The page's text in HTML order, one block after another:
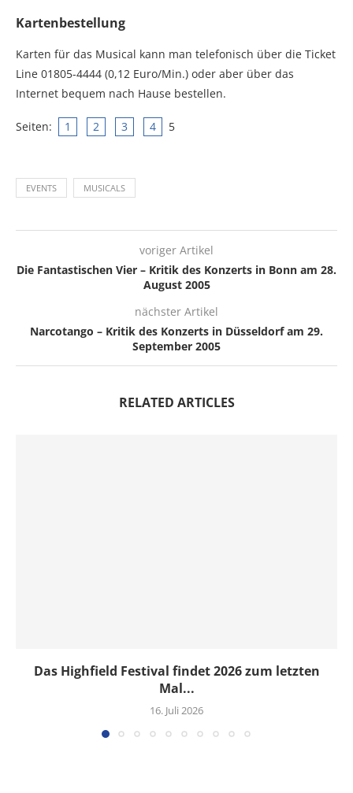
Kartenbestellung
Karten für das Musical kann man telefonisch über die Ticket
Line 01805-4444 (0,12 Euro/Min.) oder aber über das
Internet bequem nach Hause bestellen.
Seiten: 1 2 3 4 5
EVENTS MUSICALS
voriger Artikel
Die Fantastischen Vier – Kritik des Konzerts in Bonn am 28.
August 2005
nächster Artikel
Narcotango – Kritik des Konzerts in Düsseldorf am 29.
September 2005
RELATED ARTICLES
Das Highfield Festival findet 2026 zum letzten
Mal...
16. Juli 2026